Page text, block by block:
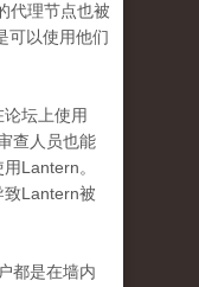
代理节点也被
可以使用他们
坛上使用
查人员也能
Lantern。
致Lantern被
都是在墙内